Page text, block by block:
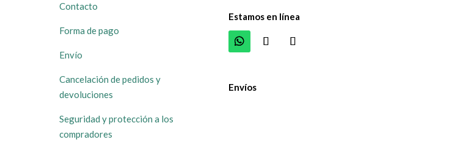
Contacto
Forma de pago
Envío
Cancelación de pedidos y
devoluciones
Seguridad y protección a los
compradores
Estamos en línea
Envíos